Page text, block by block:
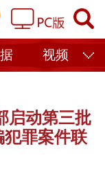
视频
启动第三批
犯罪案件联